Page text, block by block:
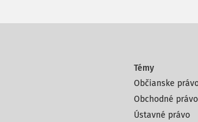
Témy
Občianske
Obchodné právo
Ústavné právo